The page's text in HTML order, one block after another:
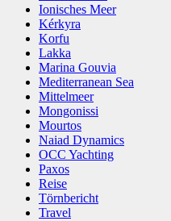
Ionisches Meer
Kérkyra
Korfu
Lakka
Marina Gouvia
Mediterranean Sea
Mittelmeer
Mongonissi
Mourtos
Naiad Dynamics
OCC Yachting
Paxos
Reise
Törnbericht
Travel